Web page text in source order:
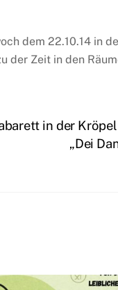
dem 22.10.14 in
der Zeit in den
in der
„Dei